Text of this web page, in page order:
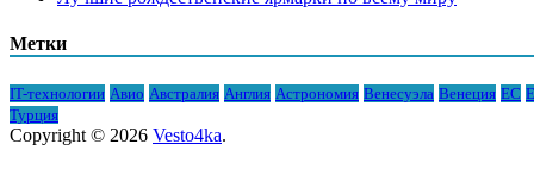
Метки
IT-технологии Авио Австралия Англия Астрономия Венесуэла Венеция ЕС
Турция
Copyright © 2026 Vesto4ka.